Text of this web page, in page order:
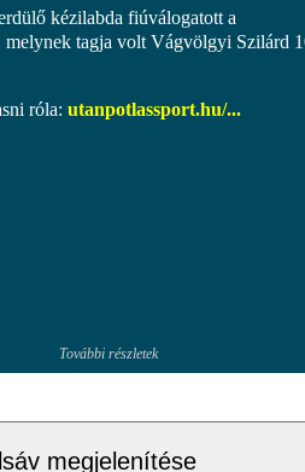
kézilabda fiúválogatott a
melynek tagja volt Vágvölgyi Szilárd
róla: utanpotlassport.hu/...
További részletek
megjelenítése